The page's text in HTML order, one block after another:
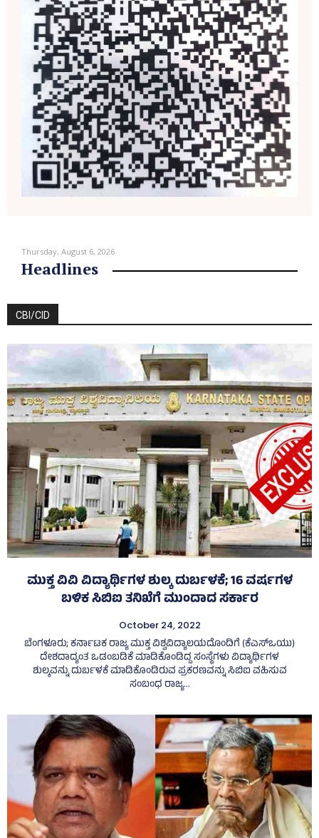
Thursday, August 6, 2026
Headlines
CBI/CID
ಮುಕ್ತ ವಿವಿ ವಿದ್ಯಾರ್ಥಿಗಳ ಶುಲ್ಕ ದುರ್ಬಳಕೆ; 16 ವರ್ಷಗಳ
ಬಳಿಕ ಸಿಬಿಐ ತನಿಖೆಗೆ ಮುಂದಾದ ಸರ್ಕಾರ
October 24, 2022
ಬೆಂಗಳೂರು; ಕರ್ನಾಟಕ ರಾಜ್ಯ ಮುಕ್ತ ವಿಶ್ವವಿದ್ಯಾಲಯದೊಂದಿಗೆ (ಕೆಎಸ್‌ಒಯು)
ದೇಶದಾದ್ಯಂತ ಒಡಂಬಡಿಕೆ ಮಾಡಿಕೊಂಡಿದ್ದ ಸಂಸ್ಥೆಗಳು ವಿದ್ಯಾರ್ಥಿಗಳ
ಶುಲ್ಕವನ್ನು ದುರ್ಬಳಕೆ ಮಾಡಿಕೊಂಡಿರುವ ಪ್ರಕರಣವನ್ನು ಸಿಬಿಐ ವಹಿಸುವ
ಸಂಬಂಧ ರಾಜ್ಯ...